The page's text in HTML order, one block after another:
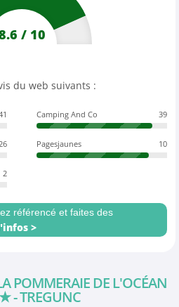
/ 10
du web suivants :
Camping And Co 39
Pagesjaunes 10
2
référencé et faites des
>
POMMERAIE DE L'OCÉAN
- TREGUNC